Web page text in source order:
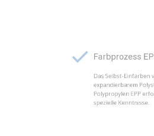
Das Selbst-
expandierbarem
Polypropylen EPP